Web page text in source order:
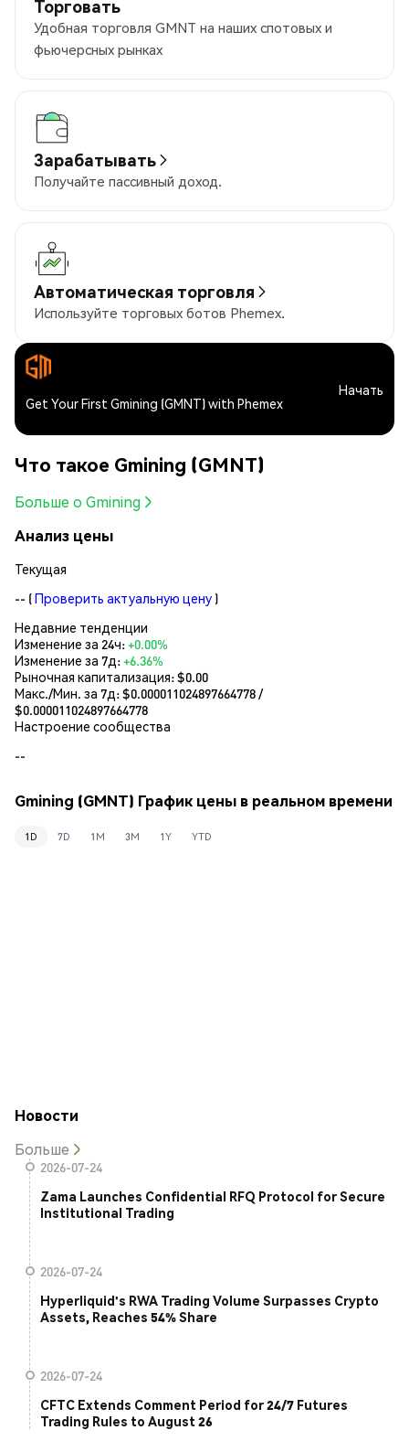
Торговать
Удобная торговля GMNT на наших спотовых и
фьючерсных рынках
Зарабатывать
Получайте пассивный доход.
Автоматическая торговля
Используйте торговых ботов Phemex.
Get Your First Gmining (GMNT) with Phemex
Начать
Что такое Gmining (GMNT)
Больше о Gmining
Анализ цены
Текущая
-- (Проверить актуальную цену )
Недавние тенденции
Изменение за 24ч:+0.00%
Изменение за 7д:+6.36%
Рыночная капитализация:$0.00
Макс./Мин. за 7д: $0.000011024897664778/
$0.000011024897664778
Настроение сообщества
--
Gmining (GMNT) График цены в реальном времени
1D 7D 1M 3M 1Y YTD
Новости
Больше
2026-07-24
Zama Launches Confidential RFQ Protocol for Secure
Institutional Trading
2026-07-24
Hyperliquid's RWA Trading Volume Surpasses Crypto
Assets, Reaches 54% Share
2026-07-24
CFTC Extends Comment Period for 24/7 Futures
Trading Rules to August 26